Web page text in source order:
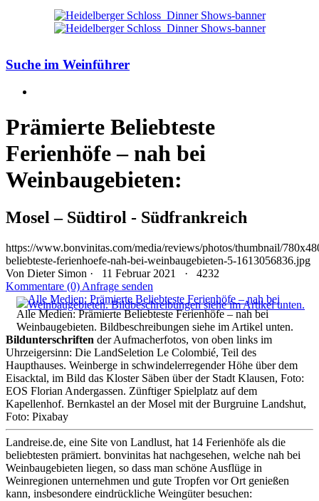
Suche im Weinführer
Prämierte Beliebteste
Ferienhöfe – nah bei
Weinbaugebieten:
Mosel – Südtirol - Südfrankreich
https://www.bonvinitas.com/media/reviews/photos/thumbnail/
beliebteste-ferienhoefe-nah-bei-weinbaugebieten-5-1613056836.jpg
Von Dieter Simon · 11 Februar 2021 ·
4232
Kommentare (0) Anfrage senden
Alle Medien: Prämierte Beliebteste Ferienhöfe – nah bei
Weinbaugebieten. Bildbeschreibungen siehe im Artikel unten.
Bildunterschriften der Aufmacherfotos, von oben links im
Uhrzeigersinn: Die LandSeletion Le Colombié, Teil des
Haupthauses. Weinberge in schwindelerregender Höhe über dem
Eisacktal, im Bild das Kloster Säben über der Stadt Klausen, Foto:
EOS Florian Andergassen. Zünftiger Spielplatz auf dem
Kapellenhof. Bernkastel an der Mosel mit der Burgruine Landshut,
Foto: Pixabay
Landreise.de, eine Site von Landlust, hat 14 Ferienhöfe als die
beliebtesten prämiert. bonvinitas hat nachgesehen, welche nah bei
Weinbaugebieten liegen, so dass man schöne Ausflüge in
Weinregionen unternehmen und gute Tropfen vor Ort genießen
kann, insbesondere eindrückliche Weingüter besuchen: